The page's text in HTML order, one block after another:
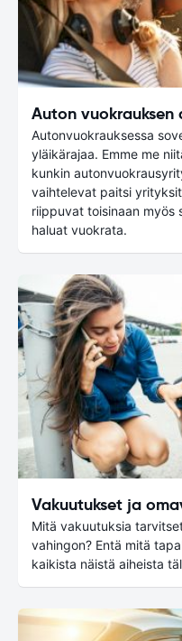
Auton
Autonvuokrauksessa
yläikärajaa. Emme me
kunkin
vaihtelevat paitsi
riippuvat toisinaan myös
haluat vuokrata.
Vakuutukset ja
Mitä vakuutuksia
vahingon? Entä mitä
kaikista näistä aiheista